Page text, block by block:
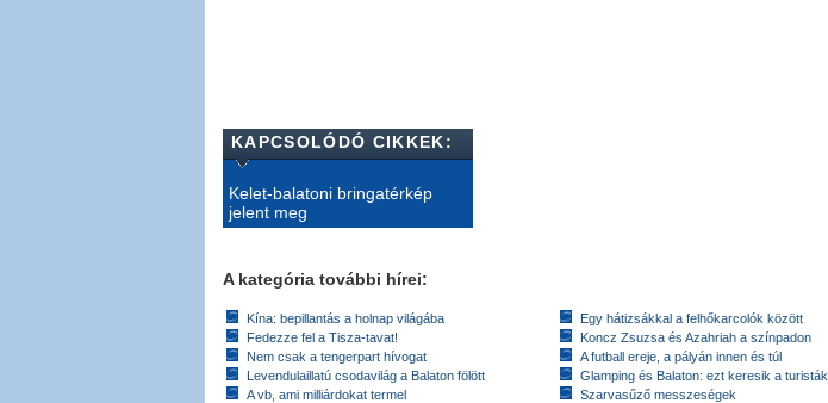
KAPCSOLÓDÓ CIKKEK:
Kelet-balatoni bringatérkép
jelent meg
A kategória további hírei:
Kína: bepillantás a holnap világába
Fedezze fel a Tisza-tavat!
Nem csak a tengerpart hívogat
Levendulaillatú csodavilág a Balaton fölött
A vb, ami milliárdokat termel
Egy hátizsákkal a felhőkarcolók között
Koncz Zsuzsa és Azahriah a színpadon
A futball ereje, a pályán innen és túl
Glamping és Balaton: ezt keresik a turisták
Szarvasűző messzeségek